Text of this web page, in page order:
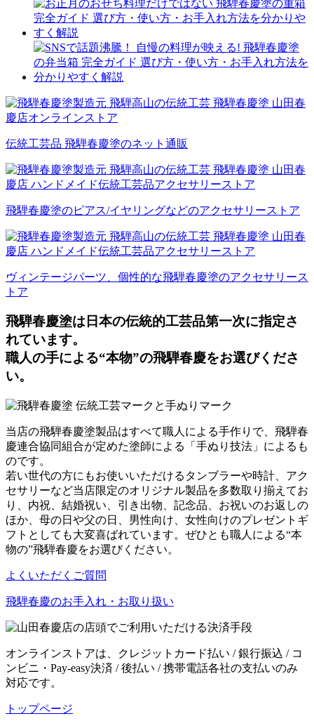
伝統工芸品 飛騨春慶塗のネット通販
飛騨春慶塗のピアス/イヤリングなどのアクセサリーストア
ヴィンテージパーツ、個性的な飛騨春慶塗のアクセサリース
トア
飛騨春慶塗は日本の伝統的工芸品第一次に指定さ
れています。
職人の手による“本物”の飛騨春慶をお選びくださ
い。
当店の飛騨春慶塗製品はすべて職人による手作りで、飛騨春
慶連合協同組合が定めた塗師による「手ぬり技法」によるも
のです。
若い世代の方にもお使いいただけるタンブラーや時計、アク
セサリーなど当店限定のオリジナル製品を多数取り揃えてお
り、内祝、結婚祝い、引き出物、記念品、お祝いのお返しの
ほか、母の日や父の日、男性向け、女性向けのプレゼントギ
フトとしても大変喜ばれています。ぜひとも職人による“本
物の”飛騨春慶をお選びください。
よくいただくご質問
飛騨春慶のお手入れ・お取り扱い
オンラインストアは、クレジットカード払い / 銀行振込 / コ
ンビニ・Pay-easy決済 / 後払い / 携帯電話各社の支払いのみ
対応です。
トップページ